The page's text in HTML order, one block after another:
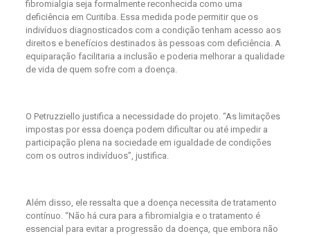
fibromialgia seja formalmente reconhecida como uma
deficiência em Curitiba. Essa medida pode permitir que os
indivíduos diagnosticados com a condição tenham acesso aos
direitos e benefícios destinados às pessoas com deficiência. A
equiparação facilitaria a inclusão e poderia melhorar a qualidade
de vida de quem sofre com a doença.
O Petruzziello justifica a necessidade do projeto. “As limitações
impostas por essa doença podem dificultar ou até impedir a
participação plena na sociedade em igualdade de condições
com os outros indivíduos”, justifica.
Além disso, ele ressalta que a doença necessita de tratamento
contínuo. “Não há cura para a fibromialgia e o tratamento é
essencial para evitar a progressão da doença, que embora não